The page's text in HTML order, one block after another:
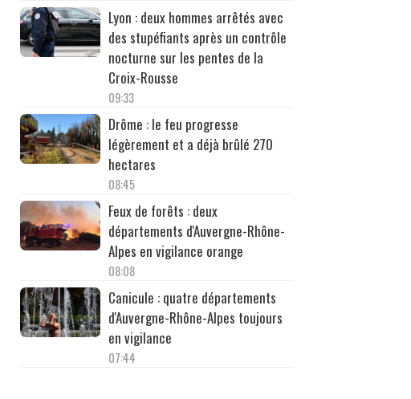
Lyon : deux hommes arrêtés avec
des stupéfiants après un contrôle
nocturne sur les pentes de la
Croix-Rousse
09:33
Drôme : le feu progresse
légèrement et a déjà brûlé 270
hectares
08:45
Feux de forêts : deux
départements d'Auvergne-Rhône-
Alpes en vigilance orange
08:08
Canicule : quatre départements
d'Auvergne-Rhône-Alpes toujours
en vigilance
07:44